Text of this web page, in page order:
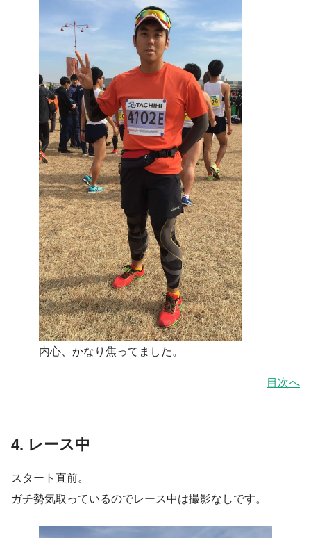
内心、かなり焦ってました。
目次へ
4. レース中
スタート直前。
ガチ勢気取っているのでレース中は撮影なしです。